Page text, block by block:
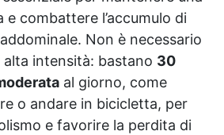
combattere l’accumulo di
Non è necessario
intensità: bastano 30
al giorno, come
o andare in bicicletta, per
e favorire la perdita di